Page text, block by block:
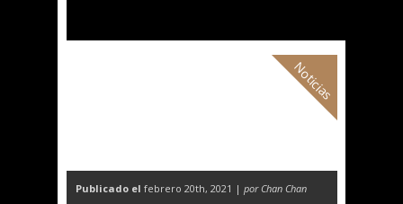
Noticias
Publicado el febrero 20th, 2021 | por Chan Chan